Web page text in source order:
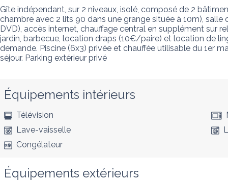
Gîte indépendant, sur 2 niveaux, isolé, composé de 2
chambre avec 2 lits 90 dans une grange située à 10m),
DVD), accès internet, chauffage central en supplément sur
jardin, barbecue, location draps (10€/paire) et location de
demande. Piscine (6x3) privée et chauffée utilisable du 1er
séjour. Parking extérieur privé
Équipements intérieurs
Télévision
Lave-vaisselle
Congélateur
Équipements extérieurs